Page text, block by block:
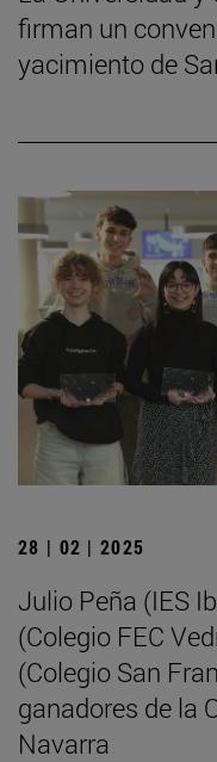
firman un
yacimiento de
28 | 02 | 2025
Julio Peña (IES
(Colegio FEC
(Colegio San
ganadores de la
Navarra